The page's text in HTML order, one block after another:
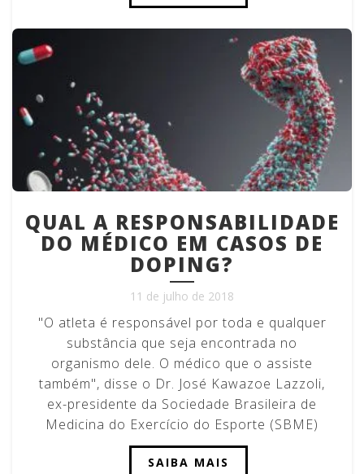
QUAL A RESPONSABILIDADE
DO MÉDICO EM CASOS DE
DOPING?
11 de julho de 2018
"O atleta é responsável por toda e qualquer
substância que seja encontrada no
organismo dele. O médico que o assiste
também", disse o Dr. José Kawazoe Lazzoli,
ex-presidente da Sociedade Brasileira de
Medicina do Exercício do Esporte (SBME)
SAIBA MAIS